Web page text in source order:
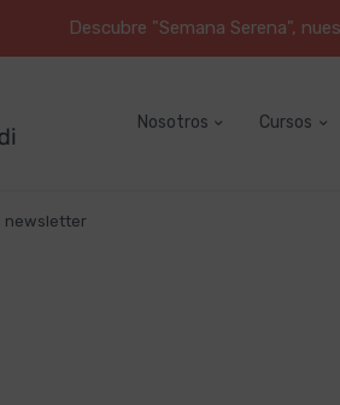
Descubre "Semana Serena",
Nosotros Cursos
newsletter